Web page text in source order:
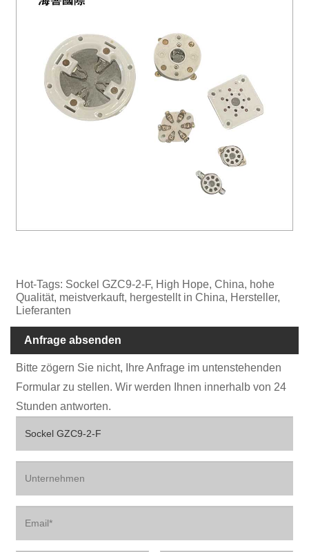
Hot-Tags: Sockel GZC9-2-F, High Hope, China, hohe
Qualität, meistverkauft, hergestellt in China, Hersteller,
Lieferanten
Anfrage absenden
Bitte zögern Sie nicht, Ihre Anfrage im untenstehenden
Formular zu stellen. Wir werden Ihnen innerhalb von 24
Stunden antworten.